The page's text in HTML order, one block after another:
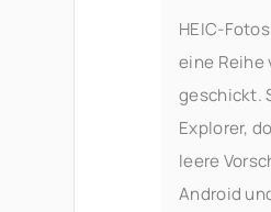
HEIC-
eine Reihe
geschickt.
Explorer,
leere
Android